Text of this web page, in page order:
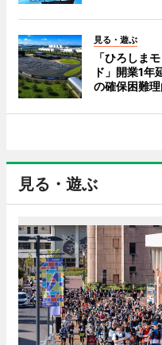
見る・遊ぶ
「ひろしま
ド」開業1
の確保困難
見る・遊ぶ